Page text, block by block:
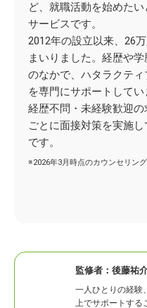
ど、就職活動を始めた
サービスです。
2012年の設立以来、26
まいりました。経歴や
のなかで、ハタラクテ
を専門にサポートしてい
経歴不問・未経験歓迎
ごとに面接対策を実施
です。
※2026年3月時点のカウンセリン
監修者： 後藤祐
一人ひとりの経験
上でサポートする